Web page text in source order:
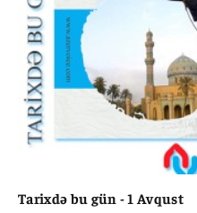
Tarixdə bu gün - 1 Avqust